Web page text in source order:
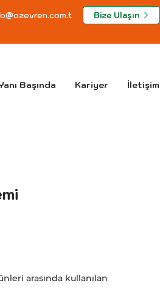
Bize Ulaşın
Başında Kariyer İletişim
arasında kullanılan